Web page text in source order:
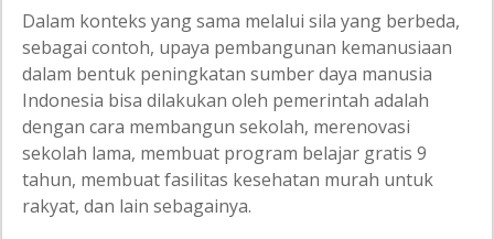
Dalam konteks yang sama melalui sila yang berbeda,
sebagai contoh, upaya pembangunan kemanusiaan
dalam bentuk peningkatan sumber daya manusia
Indonesia bisa dilakukan oleh pemerintah adalah
dengan cara membangun sekolah, merenovasi
sekolah lama, membuat program belajar gratis 9
tahun, membuat fasilitas kesehatan murah untuk
rakyat, dan lain sebagainya.